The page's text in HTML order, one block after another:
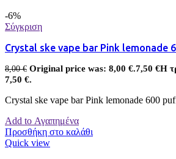
-6%
Σύγκριση
Crystal ske vape bar Pink lemonade
8,00€ Original price was: 8,00 €.7,50 €Η
7,50 €.
Crystal ske vape bar Pink lemonade 600
Add to Αγαπημένα
Προσθήκη στο καλάθι
Quick view